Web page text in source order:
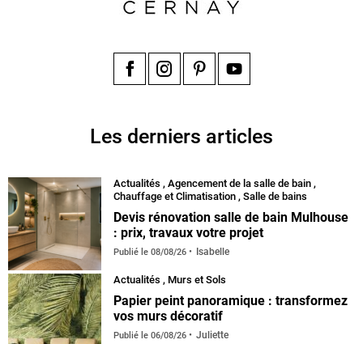
Les derniers articles
Actualités , Agencement de la salle de bain ,
Chauffage et Climatisation , Salle de bains
Devis rénovation salle de bain Mulhouse
: prix, travaux votre projet
Publié le 08/08/26 Isabelle
Actualités , Murs et Sols
Papier peint panoramique : transformez
vos murs décoratif
Publié le 06/08/26 Juliette